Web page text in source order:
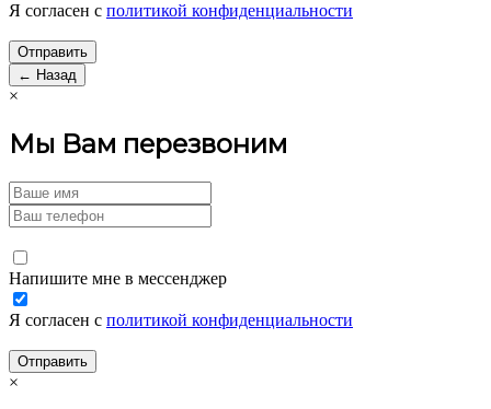
Я согласен с политикой конфиденциальности
← Назад
×
Мы Вам перезвоним
Напишите мне в мессенджер
Я согласен с политикой конфиденциальности
×